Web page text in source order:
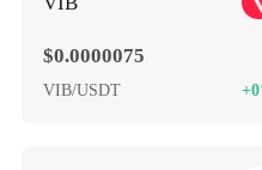
$0.0000075
VIB/USDT